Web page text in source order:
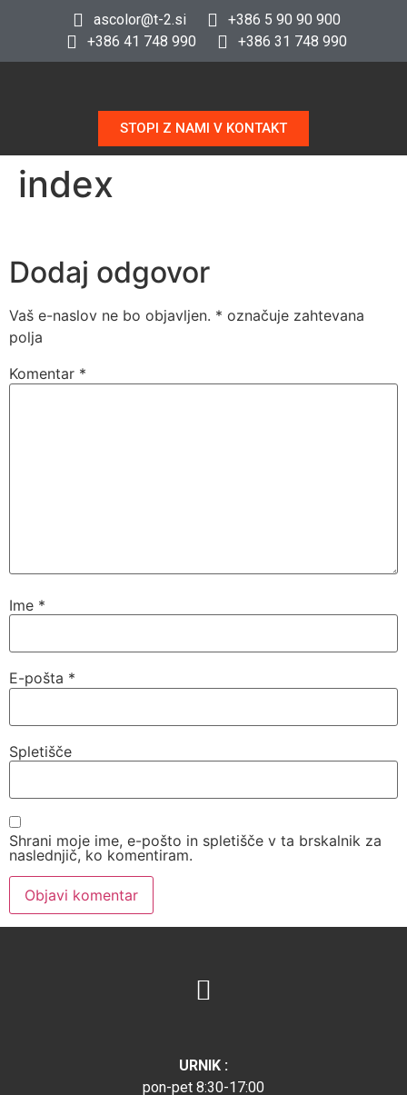
ascolor@t-2.si
+386 5 90 90 900
+386 41 748 990
+386 31 748 990
STOPI Z NAMI V KONTAKT
index
Dodaj odgovor
Vaš e-naslov ne bo objavljen. * označuje zahtevana
polja
Komentar *
Ime *
E-pošta *
Spletišče
Shrani moje ime, e-pošto in spletišče v ta brskalnik za
naslednjič, ko komentiram.
URNIK :
pon-pet 8:30-17:00